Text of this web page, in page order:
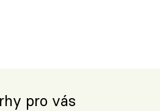
pro vás